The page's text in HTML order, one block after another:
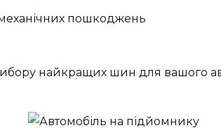
пошкоджень
найкращих шин для вашого